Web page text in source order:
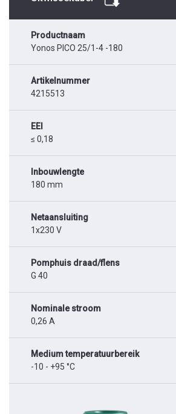
Productnaam
Yonos PICO 25/1-4 -180
Artikelnummer
4215513
EEI
≤ 0,18
Inbouwlengte
180 mm
Netaansluiting
1x230 V
Pomphuis draad/flens
G 40
Nominale stroom
0,26 A
Medium temperatuurbereik
-10 - +95 °C